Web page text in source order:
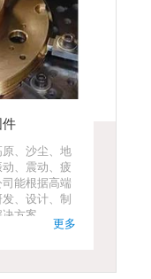
件
、沙尘、地
、震动、疲
能根据高端
、设计、制
方案。
更多